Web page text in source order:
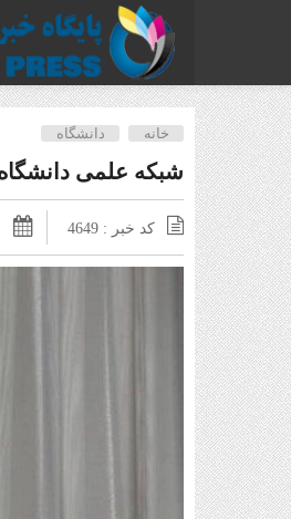
خانه دانشگاه
شبکه علمی
کد خبر : 4649